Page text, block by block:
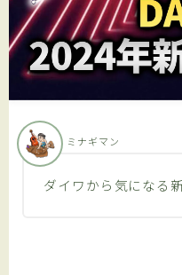
ルアーインプレ
プライバシーポリシー
アフィリエイト情報開示
ENGLISH SITE
ダイワから気になる
ミナギマン